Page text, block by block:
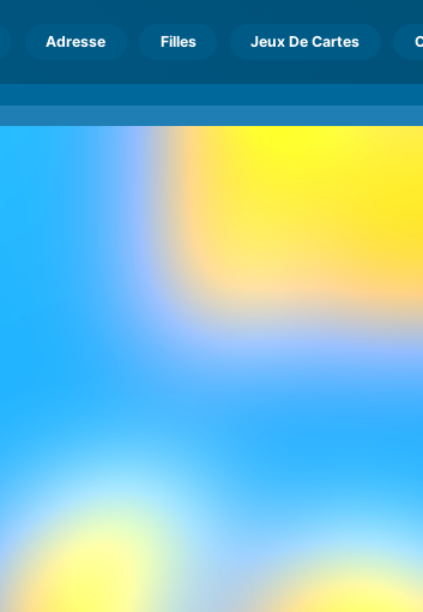
Adresse Filles Jeux De Cartes